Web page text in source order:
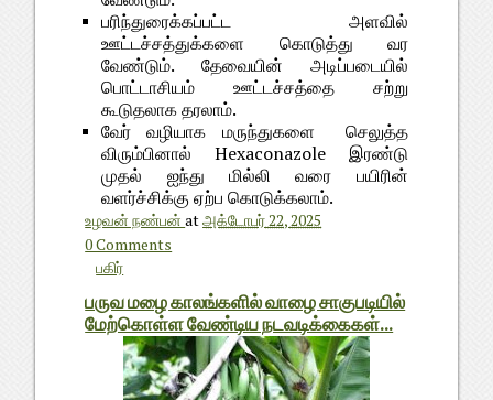
பரிந்துரைக்கப்பட்ட அளவில்
ஊட்டச்சத்துக்களை கொடுத்து வர
வேண்டும். தேவையின் அடிப்படையில்
பொட்டாசியம் ஊட்டச்சத்தை சற்று
கூடுதலாக தரலாம்.
வேர் வழியாக மருந்துகளை செலுத்த
விரும்பினால் Hexaconazole இரண்டு
முதல் ஐந்து மில்லி வரை பயிரின்
வளர்ச்சிக்கு ஏற்ப கொடுக்கலாம்.
உழவன் நண்பன்atஅக்டோபர் 22, 2025
0 Comments
பகிர்
பருவ மழை காலங்களில் வாழை சாகுபடியில்
மேற்கொள்ள வேண்டிய நடவடிக்கைகள்...